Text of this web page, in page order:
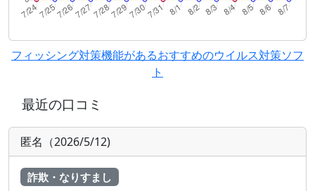
フィッシング対策機能があるおすすめのウイルス対策ソフ
ト
最近の口コミ
匿名（2026/5/12)
詐欺・なりすまし